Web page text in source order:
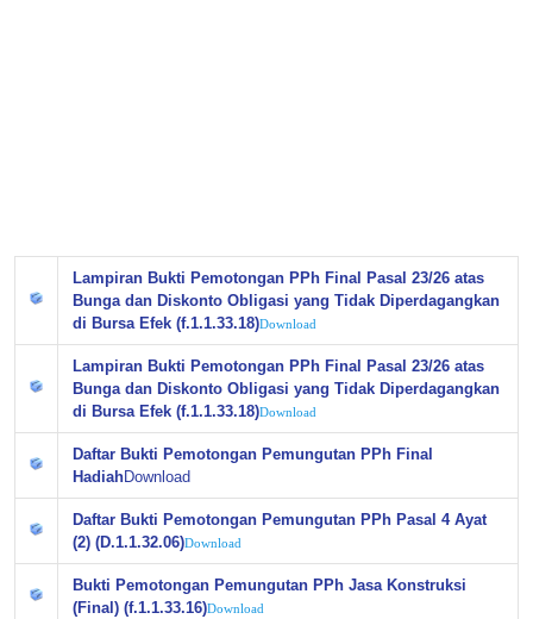
Lampiran Bukti Pemotongan PPh Final Pasal 23/26 atas
Bunga dan Diskonto Obligasi yang Tidak Diperdagangkan
di Bursa Efek (f.1.1.33.18)Download
Lampiran Bukti Pemotongan PPh Final Pasal 23/26 atas
Bunga dan Diskonto Obligasi yang Tidak Diperdagangkan
di Bursa Efek (f.1.1.33.18)Download
Daftar Bukti Pemotongan Pemungutan PPh Final
HadiahDownload
Daftar Bukti Pemotongan Pemungutan PPh Pasal 4 Ayat
(2) (D.1.1.32.06)Download
Bukti Pemotongan Pemungutan PPh Jasa Konstruksi
(Final) (f.1.1.33.16)Download